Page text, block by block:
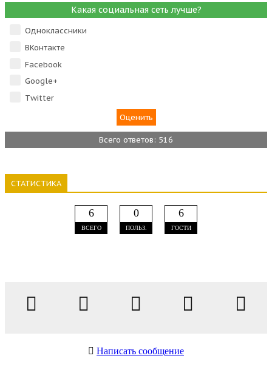
Какая социальная сеть лучше?
Одноклассники
ВКонтакте
Facebook
Google+
Тwitter
Всего ответов: 516
СТАТИСТИКА
6
ВСЕГО
0
ПОЛЬЗ.
6
ГОСТИ
Написать сообщение